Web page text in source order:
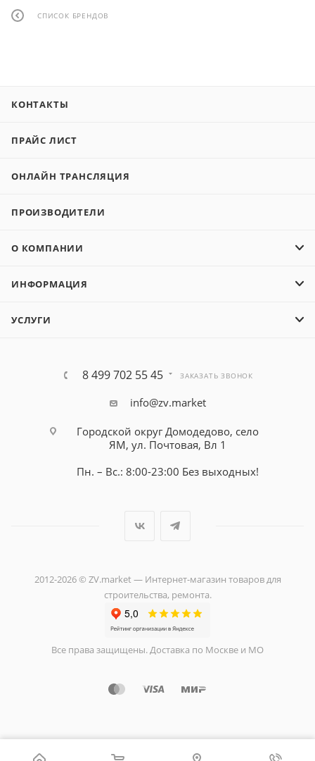
СПИСОК БРЕНДОВ
КОНТАКТЫ
ПРАЙС ЛИСТ
ОНЛАЙН ТРАНСЛЯЦИЯ
ПРОИЗВОДИТЕЛИ
О КОМПАНИИ
ИНФОРМАЦИЯ
УСЛУГИ
8 499 702 55 45 ЗАКАЗАТЬ ЗВОНОК
info@zv.market
Городской округ Домодедово, село
ЯМ, ул. Почтовая, Вл 1
Пн. – Вс.: 8:00-23:00 Без выходных!
2012-2026 © ZV.market — Интернет-магазин товаров для
строительства, ремонта.
Все права защищены. Доставка по Москве и МО